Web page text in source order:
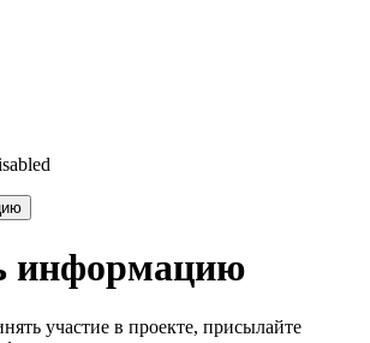
информацию
участие в проекте, присылайте